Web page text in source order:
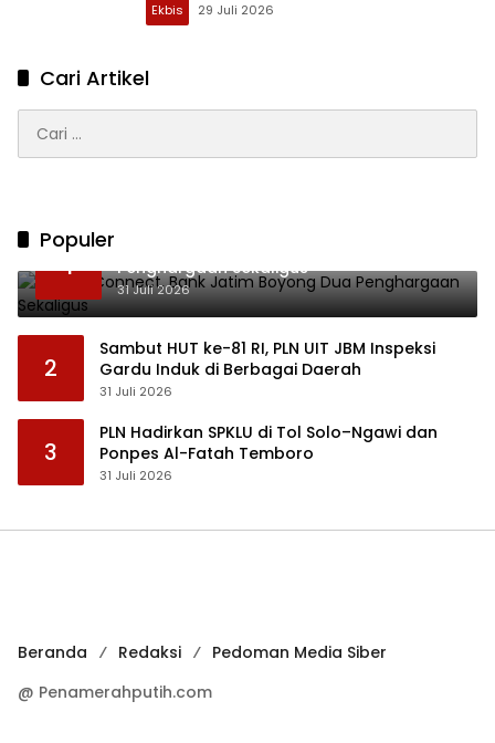
Ekbis 29 Juli 2026
Cari Artikel
untuk:
Populer
1
Penghargaan Sekaligus
31 Juli 2026
2
Sambut HUT ke-81 RI, PLN UIT JBM Inspeksi
Gardu Induk di Berbagai Daerah
31 Juli 2026
3
PLN Hadirkan SPKLU di Tol Solo–Ngawi dan
Ponpes Al-Fatah Temboro
31 Juli 2026
Beranda Redaksi
Pedoman Media Siber
@ Penamerahputih.com